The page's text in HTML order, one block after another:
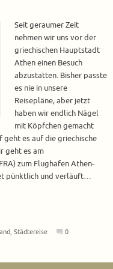
Seit geraumer Zeit
nehmen wir uns vor der
griechischen Hauptstadt
Athen einen Besuch
abzustatten. Bisher passte
es nie in unsere
Reisepläne, aber jetzt
haben wir endlich Nägel
mit Köpfchen gemacht
geht es auf die griechische
geht es am
zum Flughafen Athen-
pünktlich und verläuft…
,Städtereise 0